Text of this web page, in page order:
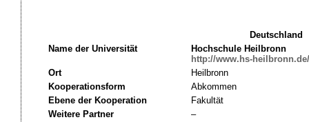
Deutschland
Name der Universität
Hochschule Heilbronn
http://www.hs-heilbronn.de/
Ort
Heilbronn
Kooperationsform
Abkommen
Ebene der Kooperation
Fakultät
Weitere Partner
–